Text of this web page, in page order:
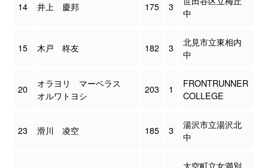
14 井上 慶邦 175 3
中
15 木戸 柊友 182 3
北見市立東相内
中
20
オラヨリ マーベラス
オルワトヨシ
203 1
FRONTRUNNER
COLLEGE
23 滑川 凌空 185 3
湯沢市立湯沢北
中
大空町立女満別